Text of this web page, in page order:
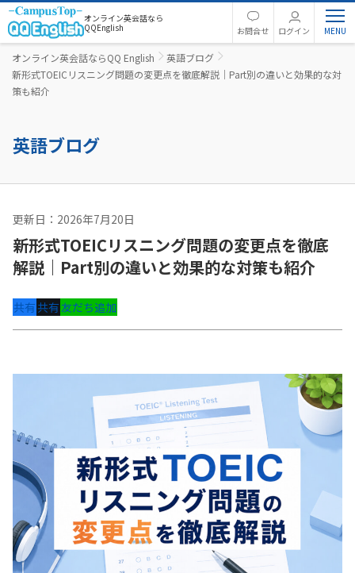
オンライン英会話なら
QQEnglish
お問合せ ログイン
オンライン英会話ならQQ English
英語ブログ
新形式TOEICリスニング問題の変更点を徹底解説｜Part別の違いと効果的な対
策も紹介
英語ブログ
更新日：2026年7月20日
新形式TOEICリスニング問題の変更点を徹底
解説｜Part別の違いと効果的な対策も紹介
共有共有友だち追加